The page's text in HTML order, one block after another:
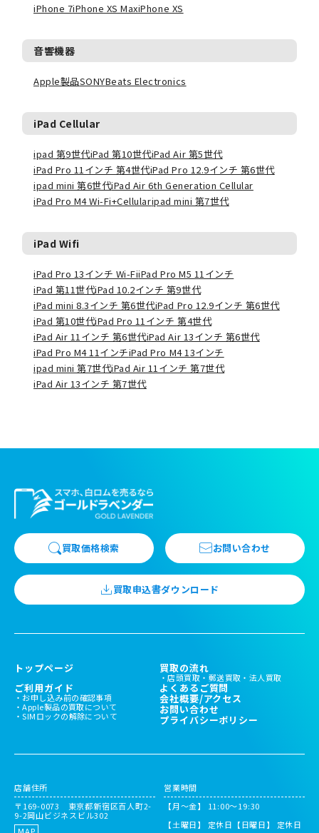
iPhone 7iPhone XS MaxiPhone XS
音響機器
Apple製品SONYBeats Electronics
iPad Cellular
ipad 第9世代iPad 第10世代iPad Air 第5世代
iPad Pro 11インチ 第4世代iPad Pro 12.9インチ 第6世代
ipad mini 第6世代iPad Air 6th Generation Cellular
iPad Pro M4 Wi-Fi+Cellularipad mini 第7世代
iPad Wifi
iPad Pro 13インチ Wi-FiiPad Pro M5 11インチ
iPad 第11世代iPad 10.2インチ 第9世代
iPad mini 8.3インチ 第6世代iPad Pro 12.9インチ 第6世代
iPad 第10世代iPad Pro 11インチ 第4世代
iPad Air 11インチ 第6世代iPad Air 13インチ 第6世代
iPad Pro M4 11インチiPad Pro M4 13インチ
ipad mini 第7世代iPad Air 11インチ 第7世代
iPad Air 13インチ 第7世代
買取価格検索 お問い合わせ
買取申込書ダウンロード
トップページ 買取の流れ
店頭買取 郵送買取 法人買取
ご利用ガイド
お申し込み前の確認事項
Apple製品の買取について
SIMロックの解除について
よくあるご質問
会社概要/アクセス
お問い合わせ
プライバシーポリシー
店舗住所
〒169-0073 東京都新宿区百人町2-
9-2岡山ビジネスビル302
営業時間
【月～金】 11:00〜19:30
【土曜日】 定休日 【日曜日】 定休日